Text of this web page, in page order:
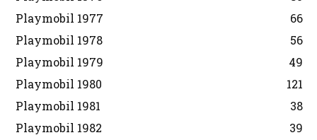
Playmobil 1977
66
Playmobil 1978
56
Playmobil 1979
49
Playmobil 1980
121
Playmobil 1981
38
Playmobil 1982
39